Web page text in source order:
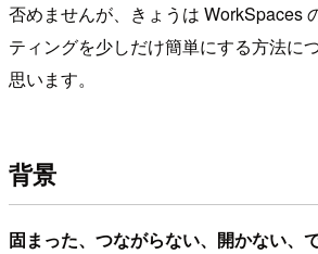
否めませんが、きょうは WorkSpaces
ティングを少しだけ簡単にする方法に
思います。
背景
固まった、つながらない、開かない、